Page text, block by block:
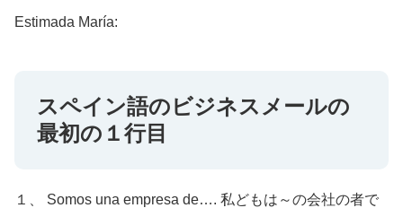
Estimada María:
スペイン語のビジネスメールの
最初の１行目
１、 Somos una empresa de…. 私どもは～の会社の者で